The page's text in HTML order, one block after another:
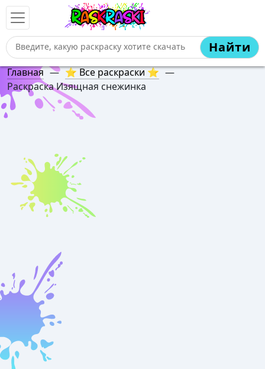
Найти
Главная — ⭐ Все раскраски ⭐ —
Раскраска Изящная снежинка